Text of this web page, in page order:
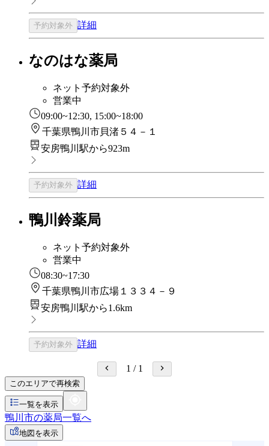
予約対象外 詳細
なのはな薬局
ネット予約対象外
営業中
09:00~12:30, 15:00~18:00
千葉県鴨川市貝渚５４－１
安房鴨川駅から923m
予約対象外 詳細
鴨川鈴薬局
ネット予約対象外
営業中
08:30~17:30
千葉県鴨川市広場１３３４－９
安房鴨川駅から1.6km
予約対象外 詳細
1 / 1
このエリアで再検索
一覧を表示
鴨川市の薬局一覧へ
地図を表示